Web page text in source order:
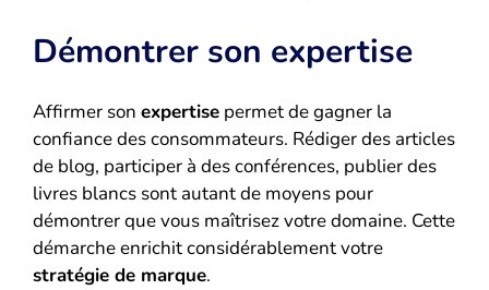
Démontrer son expertise
Affirmer son expertise permet de gagner la
confiance des consommateurs. Rédiger des articles
de blog, participer à des conférences, publier des
livres blancs sont autant de moyens pour
démontrer que vous maîtrisez votre domaine. Cette
démarche enrichit considérablement votre
stratégie de marque.